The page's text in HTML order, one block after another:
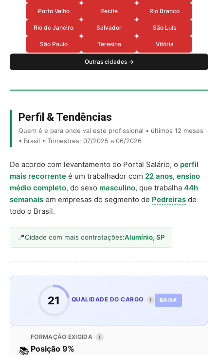
Porto Velho Recife Rio Branco
Rio de Janeiro Salvador São Luís
São Paulo Teresina Vitória
Outras cidades →
Perfil & Tendências
Quem é e para onde vai este profissional • últimos 12 meses
• Brasil • Trimestres: 07/2025 a 06/2026
De acordo com levantamento do Portal Salário, o perfil
mais recorrente é um trabalhador com 22 anos, ensino
médio completo, do sexo masculino, que trabalha 44h
semanais em empresas do segmento de Pedreiras de
todo o Brasil.
Cidade com mais contratações:Alumínio, SP
21 QUALIDADE DO CARGO I BAIXA
📚
FORMAÇÃO EXIGIDA I
Posição 9%